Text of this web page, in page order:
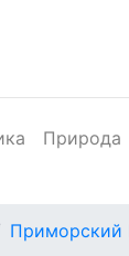
Природа
Приморский